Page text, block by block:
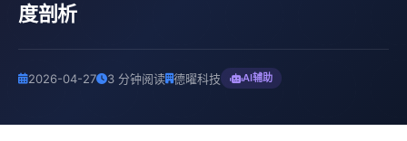
度剖析
2026-04-27 3 分钟阅读 德曜科技 AI辅助